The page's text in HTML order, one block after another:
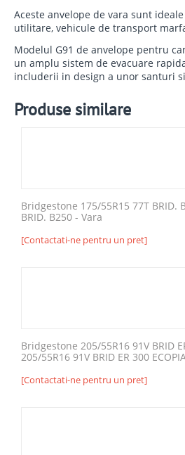
Aceste anvelope de vara sunt
utilitare, vehicule de transport
Modelul G91 de anvelope pentru
un amplu sistem de evacuare
includerii in design a unor santuri
Produse similare
Bridgestone 175/55R15 77T BRID.
BRID. B250 - Vara
[Contactati-ne pentru un pret]
Bridgestone 205/55R16 91V BRID
205/55R16 91V BRID ER 300
[Contactati-ne pentru un pret]